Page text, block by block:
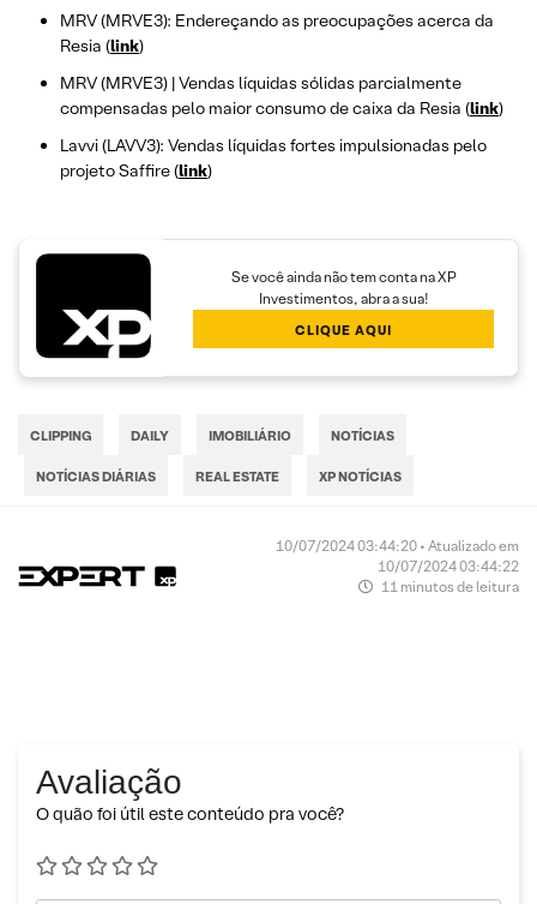
MRV (MRVE3): Endereçando as preocupações acerca da
Resia (link)
MRV (MRVE3) | Vendas líquidas sólidas parcialmente
compensadas pelo maior consumo de caixa da Resia (link)
Lavvi (LAVV3): Vendas líquidas fortes impulsionadas pelo
projeto Saffire (link)
Se você ainda não tem conta na XP
Investimentos, abra a sua!
CLIQUE AQUI
CLIPPING DAILY IMOBILIÁRIO NOTÍCIAS
NOTÍCIAS DIÁRIAS REAL ESTATE XP NOTÍCIAS
10/07/2024 03:44:20 • Atualizado em
10/07/2024 03:44:22
11 minutos de leitura
Avaliação
O quão foi útil este conteúdo pra você?